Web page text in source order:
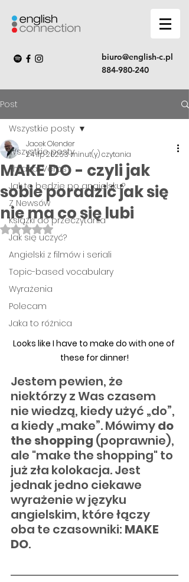
biuro@english-c.pl
884-980-240
Post
Wszystkie posty
Phrasal Verbs
Jak to będzie po angielsku?
Z Newsów
Książki do przeczytania
Jak się uczyć?
Angielski z filmów i seriali
Topic-based vocabulary
Wyrażenia
Polecam
Jaka to różnica
Wszystkie posty
MAKE DO - czyli jak
sobie poradzić jak się
nie ma co się lubi
Jacek Olender
24 lip 20253 minut(y) czytania
Oceniono na NaN z 5 gwiazdek.
Looks like I have to make do with one of
these for dinner!
Jestem pewien, że
niektórzy z Was czasem
nie wiedzą, kiedy użyć „do”,
a kiedy „make”. Mówimy do
the shopping (poprawnie),
ale "make the shopping" to
już zła kolokacja. Jest
jednak jedno ciekawe
wyrażenie w języku
angielskim, które łączy
oba te czasowniki: MAKE
DO.